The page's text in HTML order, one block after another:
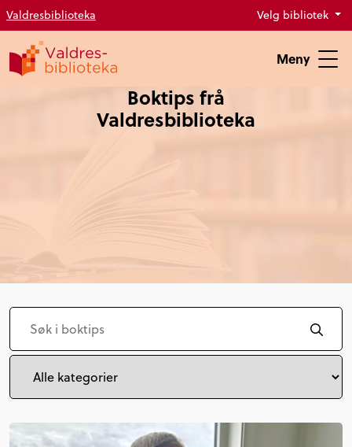
Valdresbiblioteka Velg bibliotek
Meny
Boktips frå
Valdresbiblioteka